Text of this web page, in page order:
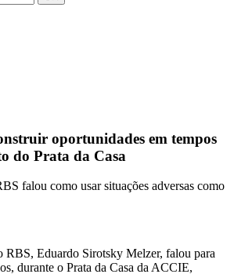
oportunidades em tempos
do Prata da Casa
falou como usar situações adversas como
RBS, Eduardo Sirotsky Melzer, falou para
durante o Prata da Casa da ACCIE,